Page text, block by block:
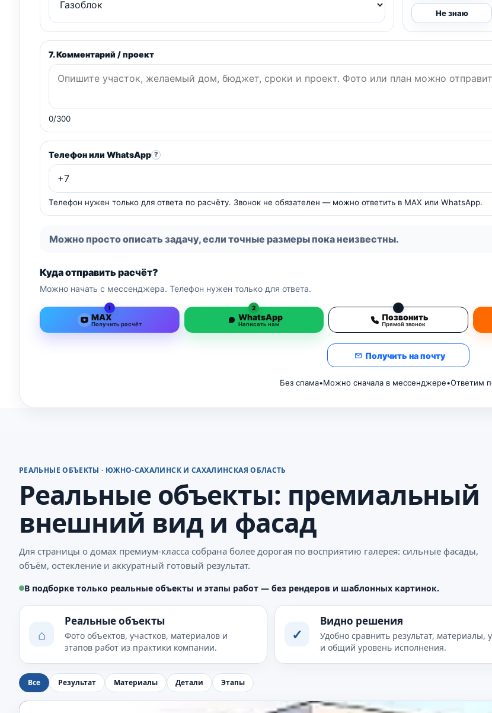
Не знаю
7. Комментарий / проект
0/300
Телефон или WhatsApp ?
Телефон нужен только для ответа по расчёту. Звонок не обязателен — можно ответить в MAX или WhatsApp.
Можно просто описать задачу, если точные размеры пока неизвестны.
Куда отправить расчёт?
Можно начать с мессенджера. Телефон нужен только для ответа.
1
MAX
Получить расчёт
2
WhatsApp
Написать нам
3
Позвонить
Прямой звонок
Получить на почту
Без спама•Можно сначала в мессенджере•Ответим
РЕАЛЬНЫЕ ОБЪЕКТЫ · ЮЖНО-САХАЛИНСК И САХАЛИНСКАЯ ОБЛАСТЬ
Реальные объекты: премиальный
внешний вид и фасад
Для страницы о домах премиум-класса собрана более дорогая по восприятию галерея: сильные фасады,
объём, остекление и аккуратный готовый результат.
В подборке только реальные объекты и этапы работ — без рендеров и шаблонных картинок.
⌂
Реальные объекты
Фото объектов, участков, материалов и
этапов работ из практики компании.
✓
Видно решения
Удобно сравнить результат, материалы,
и общий уровень исполнения.
Все Результат Материалы Детали Этапы